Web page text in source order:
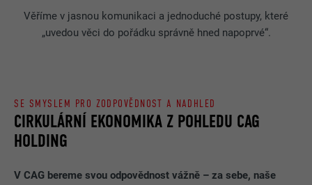
Věříme v jasnou komunikaci a jednoduché postupy, které
„uvedou věci do pořádku správně hned napoprvé“.
CIRKULÁRNÍ EKONOMIKA Z POHLEDU CAG
HOLDING
SE SMYSLEM PRO ZODPOVĚDNOST A NADHLED
V CAG bereme svou odpovědnost vážně – za sebe, naše